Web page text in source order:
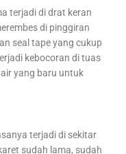
terjadi di drat keran
di pinggiran
seal tape yang cukup
kebocoran di tuas
yang baru untuk
terjadi di sekitar
sudah lama, sudah